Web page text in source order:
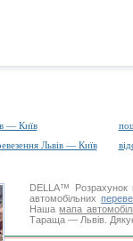
— Київ
Львів — Київ
DELLA™
Розрахунок
автомобільних
Нашамапа
Тараща — Львів.